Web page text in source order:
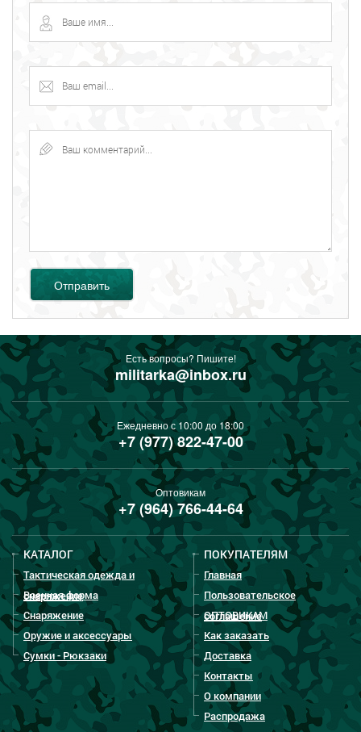
Отправить
Есть вопросы? Пишите!
militarka@inbox.ru
Ежедневно с 10:00 до 18:00
+7 (977) 822-47-00
Оптовикам
+7 (964) 766-44-64
КАТАЛОГ
Тактическая одежда и
снаряжение
Военная форма
Снаряжение
Оружие и аксессуары
Сумки - Рюкзаки
ПОКУПАТЕЛЯМ
Главная
Пользовательское
соглашение
ОПТОВИКАМ
Как заказать
Доставка
Контакты
О компании
Распродажа